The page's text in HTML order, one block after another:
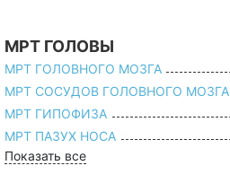
МРТ ГОЛОВЫ
МРТ ГОЛОВНОГО МОЗГА
МРТ СОСУДОВ ГОЛОВНОГО МОЗГА
МРТ ГИПОФИЗА
МРТ ПАЗУХ НОСА
Показать все